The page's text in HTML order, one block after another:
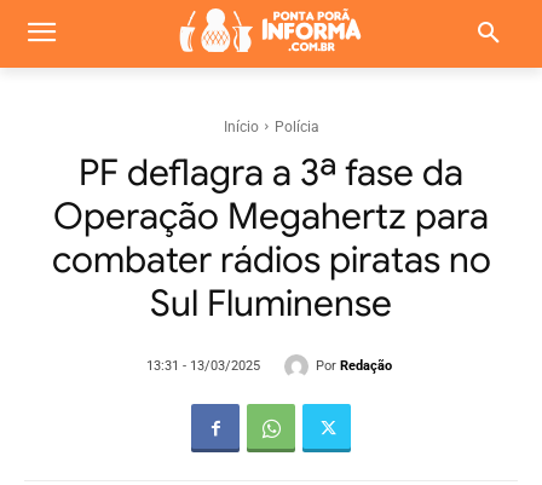
Início Polícia
PF deflagra a 3ª fase da
Operação Megahertz para
combater rádios piratas no
Sul Fluminense
13:31 - 13/03/2025 Por Redação